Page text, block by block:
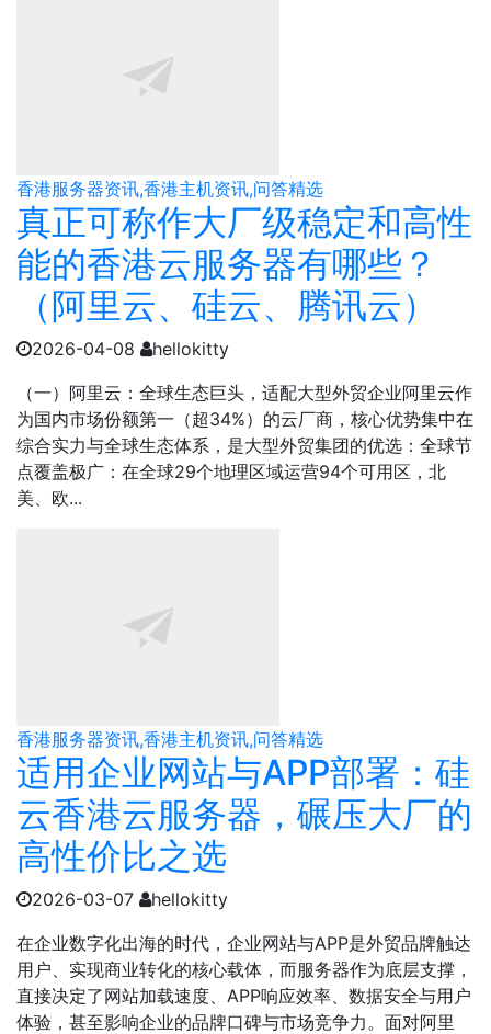
香港服务器资讯,香港主机资讯,问答精选
真正可称作大厂级稳定和高性
能的香港云服务器有哪些？
（阿里云、硅云、腾讯云）
2026-04-08
hellokitty
（一）阿里云：全球生态巨头，适配大型外贸企业阿里云作
为国内市场份额第一（超34%）的云厂商，核心优势集中在
综合实力与全球生态体系，是大型外贸集团的优选：全球节
点覆盖极广：在全球29个地理区域运营94个可用区，北
美、欧...
香港服务器资讯,香港主机资讯,问答精选
适用企业网站与APP部署：硅
云香港云服务器，碾压大厂的
高性价比之选
2026-03-07
hellokitty
在企业数字化出海的时代，企业网站与APP是外贸品牌触达
用户、实现商业转化的核心载体，而服务器作为底层支撑，
直接决定了网站加载速度、APP响应效率、数据安全与用户
体验，甚至影响企业的品牌口碑与市场竞争力。面对阿里